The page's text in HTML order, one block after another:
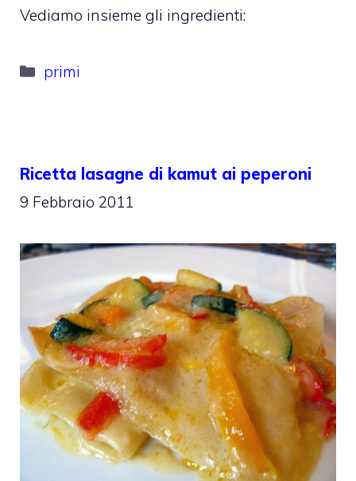
Vediamo insieme gli ingredienti:
Categorie
primi
Ricetta lasagne di kamut ai peperoni
9 Febbraio 2011